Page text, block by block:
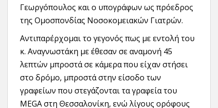
Γεωργόπουλος και ο υπογράφων ως πρόεδρος
της Ομοσπονδίας Νοσοκομειακών Γιατρών.
Αντιπαρέρχομαι το γεγονός πως με εντολή του
κ. Αναγνωστάκη με έθεσαν σε αναμονή 45
λεπτών μπροστά σε κάμερα που είχαν στήσει
στο δρόμο, μπροστά στην είσοδο των
γραφείων που στεγάζονται τα γραφεία του
MEGA στη Θεσσαλονίκη, ενώ λίγους ορόφους